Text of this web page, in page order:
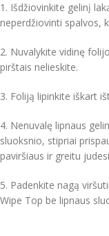
1. Išdžiovinkite gelinį
neperdžiovinti spalvos,
2. Nuvalykite vidinę
pirštais nelieskite.
3. Foliją lipinkite iškart
4. Nenuvalę lipnaus
sluoksnio, stipriai
paviršiaus ir greitu
5. Padenkite nagą
Wipe Top be lipnaus